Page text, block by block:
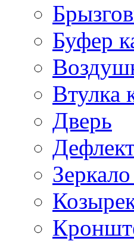
Буфер
Втулка
Дверь